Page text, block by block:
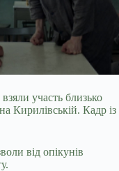
участь близько
Кирилівській. Кадр із
від опікунів